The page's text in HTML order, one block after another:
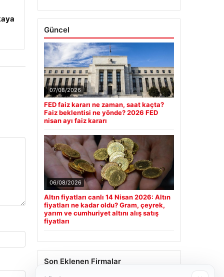
Güncel
07/08/2026
FED faiz kararı ne zaman, saat kaçta?
Faiz beklentisi ne yönde? 2026 FED
nisan ayı faiz kararı
06/08/2026
Altın fiyatları canlı 14 Nisan 2026: Altın
fiyatları ne kadar oldu? Gram, çeyrek,
yarım ve cumhuriyet altını alış satış
fiyatları
Son Eklenen Firmalar